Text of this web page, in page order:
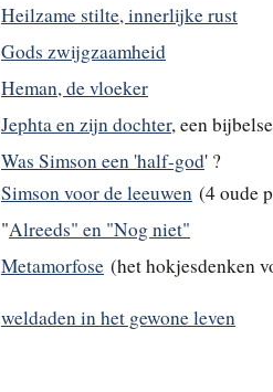
Heilzame stilte, innerlijke rust
Gods zwijgzaamheid
Heman, de vloeker
Jephta en zijn dochter, een
Was Simson een 'half-god' ?
Simson voor de leeuwen (4 oude
"Alreeds" en "Nog niet"
Metamorfose (het hokjesdenken
weldaden in het gewone leven